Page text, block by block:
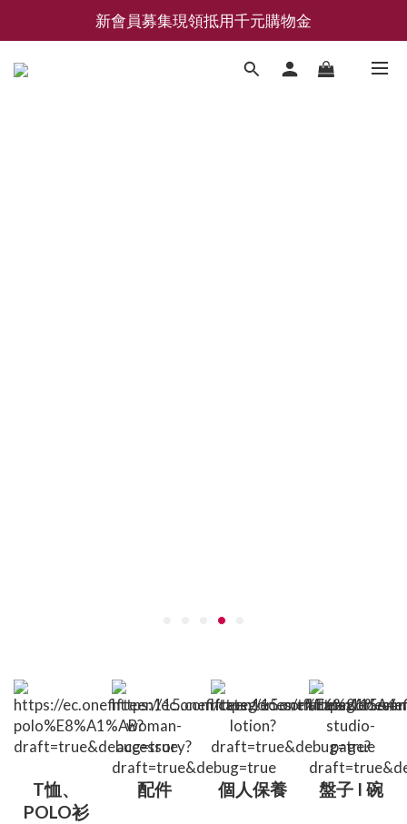
新會員募集現領抵用千元購物金
新會員募集現領抵用千元購物金
LEMAIRE 經典可頌包 NEW ARRIVAL
T恤、
POLO衫
配件 個人保養 盤子 I 碗